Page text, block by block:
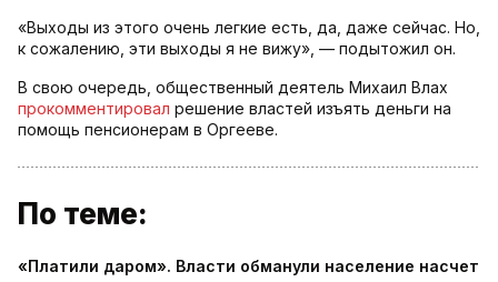
«Выходы из этого очень легкие есть, да, даже сейчас. Но,
к сожалению, эти выходы я не вижу», — подытожил он.
В свою очередь, общественный деятель Михаил Влах
прокомментировал решение властей изъять деньги на
помощь пенсионерам в Оргееве.
По теме:
«Платили даром». Власти обманули население насчет